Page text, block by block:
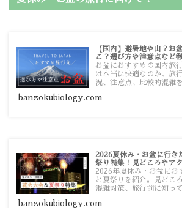
【国内】避暑地や山？お
こ？選び方や注意点など
お盆におすすめの国内旅
は本当に快適なのか、旅
況、注意点、比較的混雑
す。
banzokubiology.com
2026夏休み・お盆に行き
祭り特集！見どころやア
2026年夏休み・お盆にお
と夏祭りを紹介。見どこ
混雑対策、旅行前に知っ
banzokubiology.com